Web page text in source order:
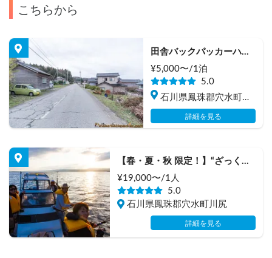
こちらから
田舎バックパッカーハウ
ス Station 2
¥5,000〜/1泊
5.0
石川県鳳珠郡穴水町岩
車
詳細を見る
【春・夏・秋 限定！】“ざっくば
らん”な田舎ライフスタイル体験
『洋上パーティー』
¥19,000〜/1人
5.0
石川県鳳珠郡穴水町川尻
詳細を見る